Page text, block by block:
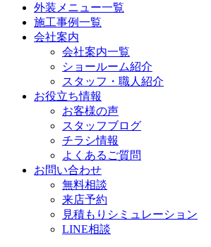
外装メニュー一覧
施工事例一覧
会社案内
会社案内一覧
ショールーム紹介
スタッフ・職人紹介
お役立ち情報
お客様の声
スタッフブログ
チラシ情報
よくあるご質問
お問い合わせ
無料相談
来店予約
見積もりシミュレーション
LINE相談